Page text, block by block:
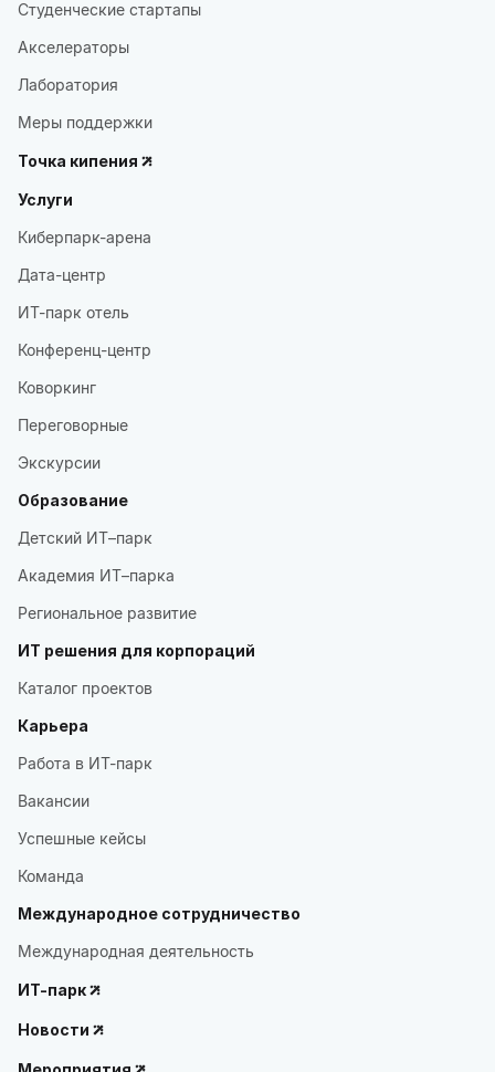
Студенческие стартапы
Акселераторы
Лаборатория
Меры поддержки
Точка кипения
Услуги
Киберпарк-арена
Дата-центр
ИТ-парк отель
Конференц-центр
Коворкинг
Переговорные
Экскурсии
Образование
Детский ИТ–парк
Академия ИТ–парка
Региональное развитие
ИТ решения для корпораций
Каталог проектов
Карьера
Работа в ИТ-парк
Вакансии
Успешные кейсы
Команда
Международное сотрудничество
Международная деятельность
ИТ-парк
Новости